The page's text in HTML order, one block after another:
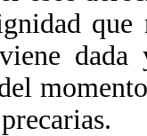
que